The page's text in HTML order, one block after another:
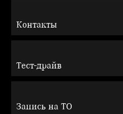
Контакты
Тест-драйв
Запись на ТО